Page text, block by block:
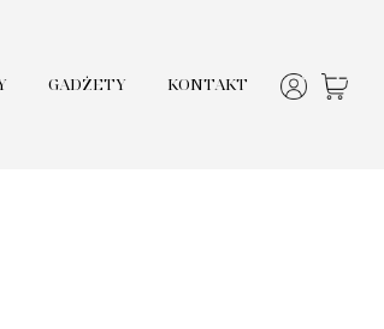
GADŻETY KONTAKT